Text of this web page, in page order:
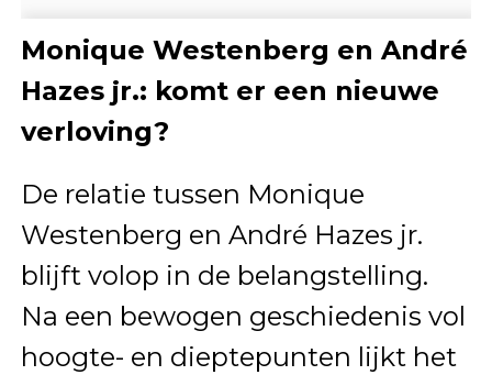
Monique Westenberg en André
Hazes jr.: komt er een nieuwe
verloving?
De relatie tussen Monique
Westenberg en André Hazes jr.
blijft volop in de belangstelling.
Na een bewogen geschiedenis vol
hoogte- en dieptepunten lijkt het